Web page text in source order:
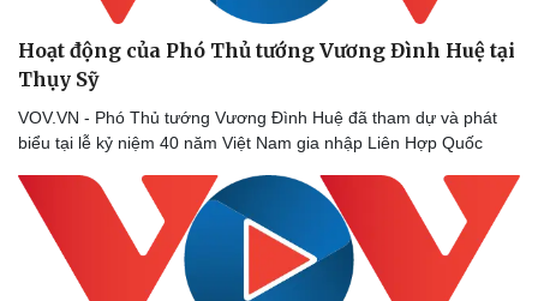
Hoạt động của Phó Thủ tướng Vương Đình Huệ tại
Thụy Sỹ
VOV.VN - Phó Thủ tướng Vương Đình Huệ đã tham dự và phát
biểu tại lễ kỷ niệm 40 năm Việt Nam gia nhập Liên Hợp Quốc